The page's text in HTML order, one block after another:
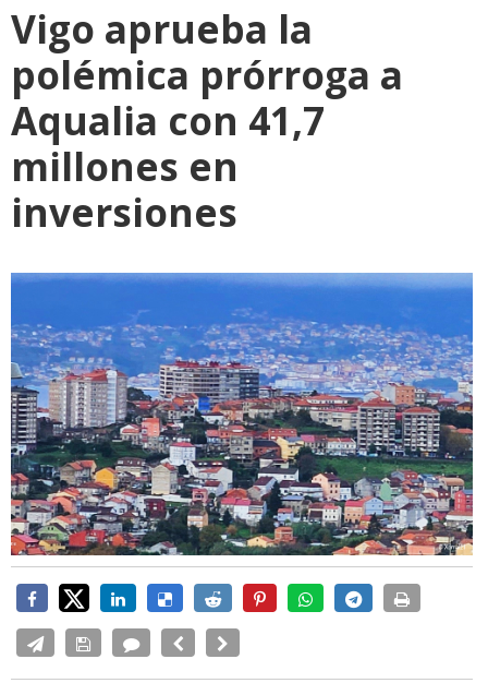
Vigo aprueba la
polémica prórroga a
Aqualia con 41,7
millones en
inversiones